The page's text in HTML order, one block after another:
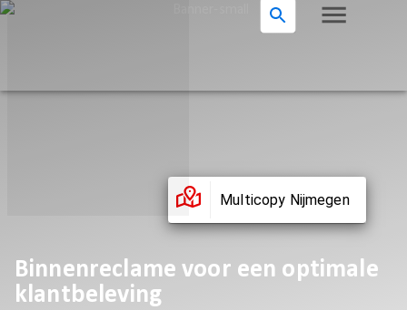
Multicopy Nijmegen
Binnenreclame voor een optimale
klantbeleving